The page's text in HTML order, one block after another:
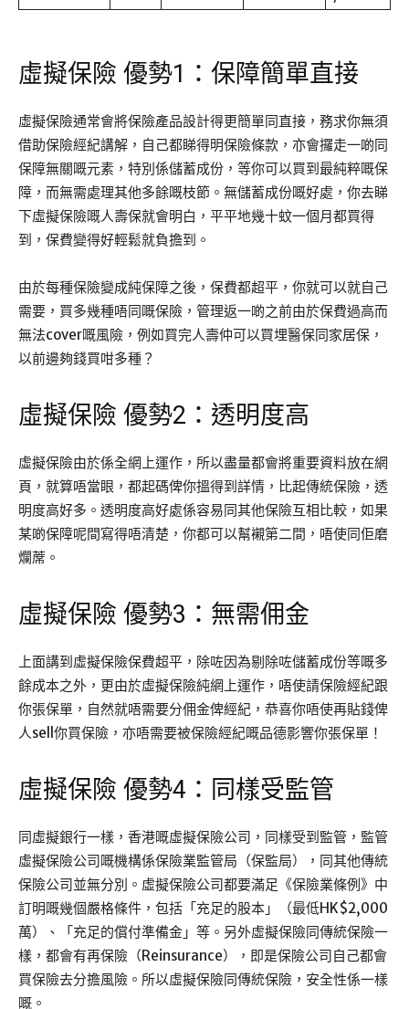
虛擬保險 優勢1：保障簡單直接
虛擬保險通常會將保險產品設計得更簡單同直接，務求你無須
借助保險經紀講解，自己都睇得明保險條款，亦會攞走一啲同
保障無關嘅元素，特別係儲蓄成份，等你可以買到最純粹嘅保
障，而無需處理其他多餘嘅枝節。無儲蓄成份嘅好處，你去睇
下虛擬保險嘅人壽保就會明白，平平地幾十蚊一個月都買得
到，保費變得好輕鬆就負擔到。
由於每種保險變成純保障之後，保費都超平，你就可以就自己
需要，買多幾種唔同嘅保險，管理返一啲之前由於保費過高而
無法cover嘅風險，例如買完人壽仲可以買埋醫保同家居保，
以前邊夠錢買咁多種？
虛擬保險 優勢2：透明度高
虛擬保險由於係全網上運作，所以盡量都會將重要資料放在網
頁，就算唔當眼，都起碼俾你搵得到詳情，比起傳統保險，透
明度高好多。透明度高好處係容易同其他保險互相比較，如果
某啲保障呢間寫得唔清楚，你都可以幫襯第二間，唔使同佢磨
爛蓆。
虛擬保險 優勢3：無需佣金
上面講到虛擬保險保費超平，除咗因為剔除咗儲蓄成份等嘅多
餘成本之外，更由於虛擬保險純網上運作，唔使請保險經紀跟
你張保單，自然就唔需要分佣金俾經紀，恭喜你唔使再貼錢俾
人sell你買保險，亦唔需要被保險經紀嘅品德影響你張保單！
虛擬保險 優勢4：同樣受監管
同虛擬銀行一樣，香港嘅虛擬保險公司，同樣受到監管，監管
虛擬保險公司嘅機構係保險業監管局（保監局），同其他傳統
保險公司並無分別。虛擬保險公司都要滿足《保險業條例》中
訂明嘅幾個嚴格條件，包括「充足的股本」（最低HK$2,000
萬）、「充足的償付準備金」等。另外虛擬保險同傳統保險一
樣，都會有再保險（Reinsurance），即是保險公司自己都會
買保險去分擔風險。所以虛擬保險同傳統保險，安全性係一樣
嘅。